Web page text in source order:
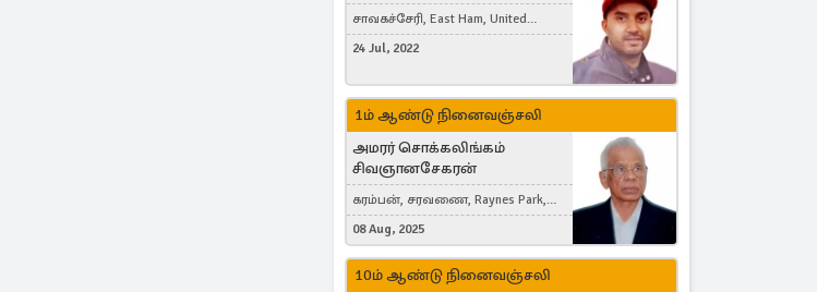
சாவகச்சேரி, East Ham, United
Kingdom
24 Jul, 2022
1ம் ஆண்டு நினைவஞ்சலி
அமரர் சொக்கலிங்கம்
சிவஞானசேகரன்
கரம்பன், சரவணை, Raynes Park,
London, United Kingdom
08 Aug, 2025
10ம் ஆண்டு நினைவஞ்சலி